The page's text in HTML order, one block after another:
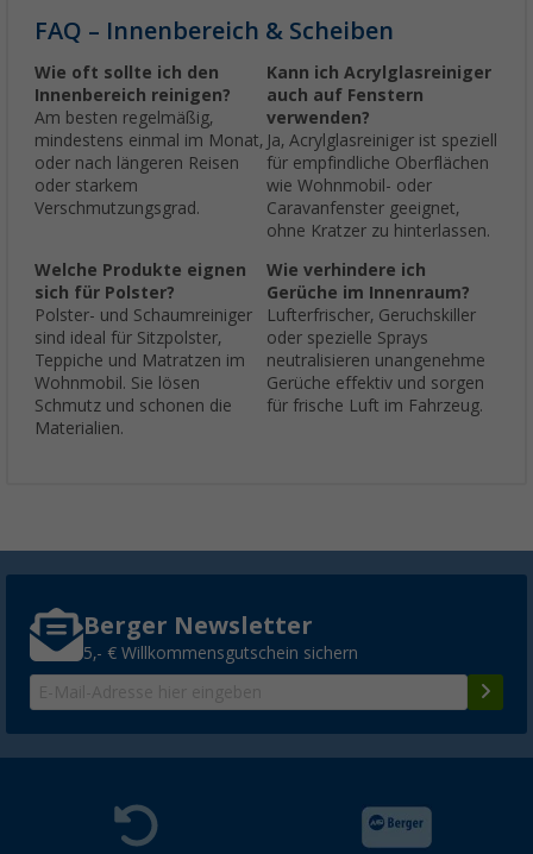
FAQ – Innenbereich & Scheiben
Wie oft sollte ich den
Innenbereich reinigen?
Am besten regelmäßig,
mindestens einmal im Monat,
oder nach längeren Reisen
oder starkem
Verschmutzungsgrad.
Kann ich Acrylglasreiniger
auch auf Fenstern
verwenden?
Ja, Acrylglasreiniger ist speziell
für empfindliche Oberflächen
wie Wohnmobil- oder
Caravanfenster geeignet,
ohne Kratzer zu hinterlassen.
Welche Produkte eignen
sich für Polster?
Polster- und Schaumreiniger
sind ideal für Sitzpolster,
Teppiche und Matratzen im
Wohnmobil. Sie lösen
Schmutz und schonen die
Materialien.
Wie verhindere ich
Gerüche im Innenraum?
Lufterfrischer, Geruchskiller
oder spezielle Sprays
neutralisieren unangenehme
Gerüche effektiv und sorgen
für frische Luft im Fahrzeug.
Berger Newsletter
5,- € Willkommensgutschein sichern